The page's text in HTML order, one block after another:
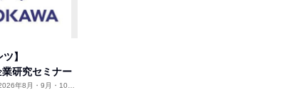
】
研究セミナー
年8月・9月・10